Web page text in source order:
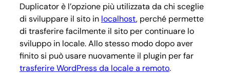
Duplicator è l’opzione più utilizzata da chi sceglie
di sviluppare il sito in localhost, perché permette
di trasferire facilmente il sito per continuare lo
sviluppo in locale. Allo stesso modo dopo aver
finito si può usare nuovamente il plugin per far
trasferire WordPress da locale a remoto.